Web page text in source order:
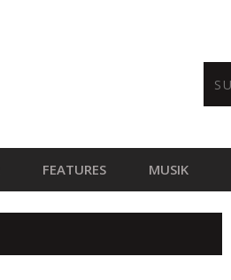
FEATURES MUSIK